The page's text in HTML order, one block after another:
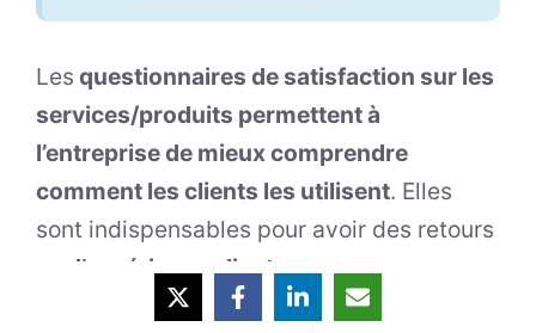
Les questionnaires de satisfaction sur les
services/produits permettent à
l’entreprise de mieux comprendre
comment les clients les utilisent. Elles
sont indispensables pour avoir des retours
l’expérience client.